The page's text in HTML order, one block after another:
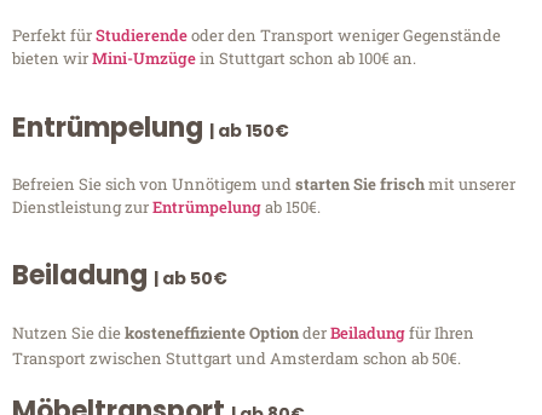
Perfekt fürStudierendeoder den Transport weniger Gegenstände
bieten wirMini-Umzügein Stuttgart schon ab 100€ an.
Entrümpelung | ab 150€
Befreien Sie sich von Unnötigem undstarten Sie frischmit unserer
Dienstleistung zurEntrümpelungab 150€.
Beiladung | ab 50€
Nutzen Sie diekosteneffiziente OptionderBeiladungfür Ihren
Transport zwischen Stuttgart und Amsterdam schon ab 50€.